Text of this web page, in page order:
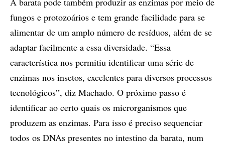
fungos e protozoários e tem grande facilidade para se
alimentar de um amplo número de resíduos, além de se
adaptar facilmente a essa diversidade. “Essa
característica nos permitiu identificar uma série de
enzimas nos insetos, excelentes para diversos processos
tecnológicos”, diz Machado. O próximo passo é
identificar ao certo quais os microrganismos que
produzem as enzimas. Para isso é preciso sequenciar
todos os DNAs presentes no intestino da barata, num